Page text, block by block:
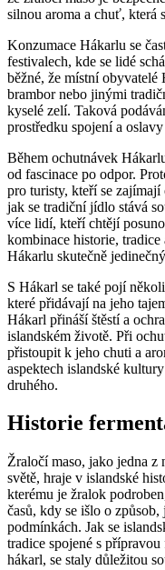
silnou aroma a chuť, která
Konzumace Hákarlu se
festivalech, kde se lidé
běžné, že místní
brambor nebo jinými
kyselé zelí. Taková
prostředku spojení a
Během ochutnávek
od fascinace po odpor.
pro turisty, kteří se
jak se tradiční jídlo stává
více lidí, kteří chtějí
kombinace historie,
Hákarlu skutečně
S Hákarl se také pojí
které přidávají na jeho
Hákarl přináší štěstí a
islandském životě. Při
přistoupit k jeho chuti a
aspektech islandské
druhého.
Historie
Žraločí maso, jako jedna z
světě, hraje v islandské
kterému je žralok
časů, kdy se išlo o
podmínkách. Jak se
tradice spojené s
hákarl, se staly důležitou